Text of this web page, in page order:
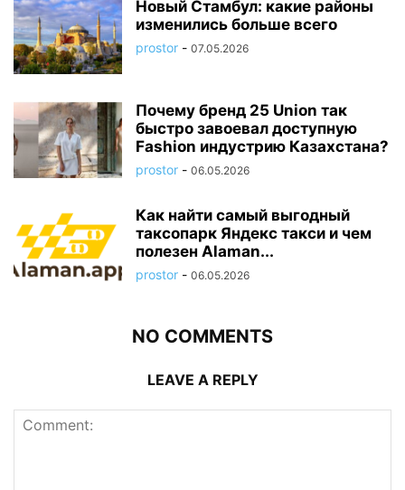
Новый Стамбул: какие районы
изменились больше всего
prostor - 07.05.2026
Почему бренд 25 Union так
быстро завоевал доступную
Fashion индустрию Казахстана?
prostor - 06.05.2026
Как найти самый выгодный
таксопарк Яндекс такси и чем
полезен Alaman...
prostor - 06.05.2026
NO COMMENTS
LEAVE A REPLY